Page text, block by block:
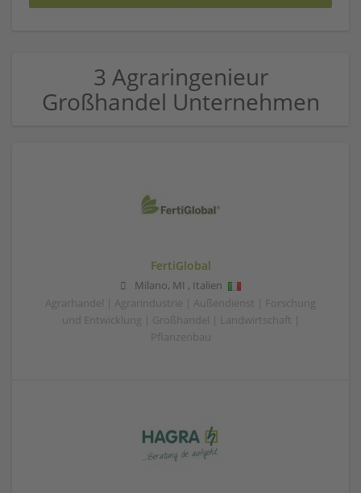
3 Agraringenieur
Großhandel Unternehmen
FertiGlobal
Milano, MI , Italien
Agrarhandel | Agrarindustrie | Außendienst | Forschung
und Entwicklung | Großhandel | Landwirtschaft |
Pflanzenbau